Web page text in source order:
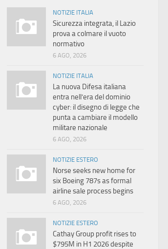
NOTIZIE ITALIA
Sicurezza integrata, il Lazio
prova a colmare il vuoto
normativo
6 AGO, 2026
NOTIZIE ITALIA
La nuova Difesa italiana
entra nell’era del dominio
cyber: il disegno di legge che
punta a cambiare il modello
militare nazionale
6 AGO, 2026
NOTIZIE ESTERO
Norse seeks new home for
six Boeing 787s as formal
airline sale process begins
6 AGO, 2026
NOTIZIE ESTERO
Cathay Group profit rises to
$795M in H1 2026 despite